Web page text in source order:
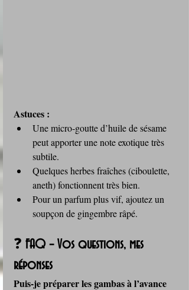
Astuces :
Une micro‑goutte d’huile de sésame
peut apporter une note exotique très
subtile.
Quelques herbes fraîches (ciboulette,
aneth) fonctionnent très bien.
Pour un parfum plus vif, ajoutez un
soupçon de gingembre râpé.
❓ FAQ – Vos questions, mes
réponses
Puis‑je préparer les gambas à l’avance